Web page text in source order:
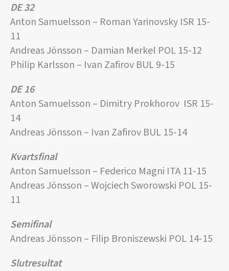
DE 32
Anton Samuelsson – Roman Yarinovsky ISR 15-
11
Andreas Jönsson – Damian Merkel POL 15-12
Philip Karlsson – Ivan Zafirov BUL 9-15
DE 16
Anton Samuelsson – Dimitry Prokhorov ISR 15-
14
Andreas Jönsson – Ivan Zafirov BUL 15-14
Kvartsfinal
Anton Samuelsson – Federico Magni ITA 11-15
Andreas Jönsson – Wojciech Sworowski POL 15-
11
Semifinal
Andreas Jönsson – Filip Broniszewski POL 14-15
Slutresultat